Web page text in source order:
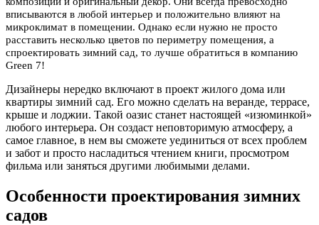
вписываются в любой интерьер и положительно влияют на
микроклимат в помещении. Однако если нужно не просто
расставить несколько цветов по периметру помещения, а
спроектировать зимний сад, то лучше обратиться в компанию
Green 7!
Дизайнеры нередко включают в проект жилого дома или
квартиры зимний сад. Его можно сделать на веранде, террасе,
крыше и лоджии. Такой оазис станет настоящей «изюминкой»
любого интерьера. Он создаст неповторимую атмосферу, а
самое главное, в нем вы сможете уединиться от всех проблем
и забот и просто насладиться чтением книги, просмотром
фильма или заняться другими любимыми делами.
Особенности проектирования зимних
садов